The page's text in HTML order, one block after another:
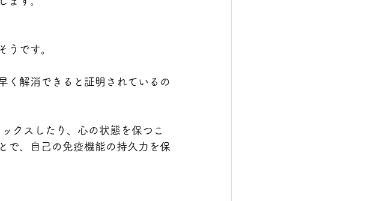
うです。
く解消できると証明されているの
クスしたり、心の状態を保つこ
で、自己の免疫機能の持久力を保